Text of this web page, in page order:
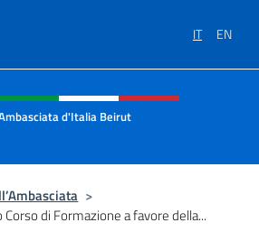
IT EN
social e menù
d'Italia Beirut
>
di Formazione a favore della...